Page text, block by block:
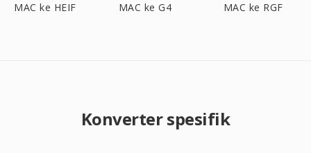
MAC ke HEIF MAC ke G4 MAC ke RGF
Konverter spesifik